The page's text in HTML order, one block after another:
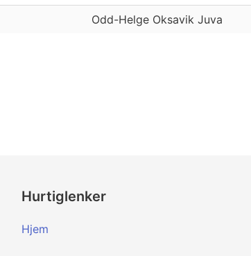
Odd-Helge Oksavik Juva
Hurtiglenker
Hjem